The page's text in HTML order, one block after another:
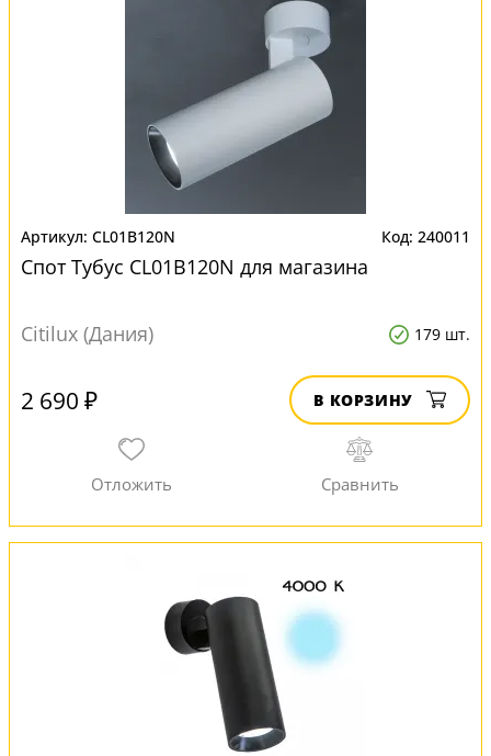
CL01B120N 240011
Спот Тубус CL01B120N для магазина
Citilux (Дания) 179 шт.
2 690 ₽ В КОРЗИНУ